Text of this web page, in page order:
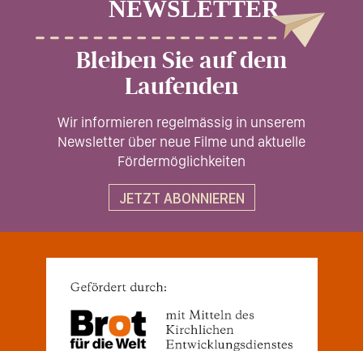
Bleiben Sie auf dem
Laufenden
Wir informieren regelmässig in unserem
Newsletter über neue Filme und aktuelle
Fördermöglichkeiten
JETZT ABONNIEREN